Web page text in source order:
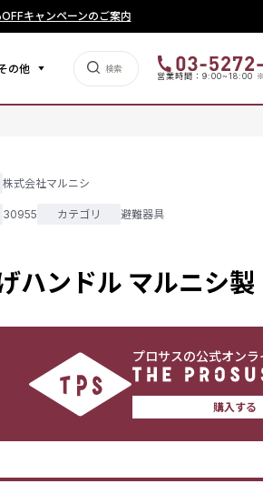
キャンペーンのご案内
の他
営業時間：9:00~18:00
株式会社マルニシ
30955 カテゴリ 避難器具
ハンドル マルニシ製
プロサスの公式オン
購入する